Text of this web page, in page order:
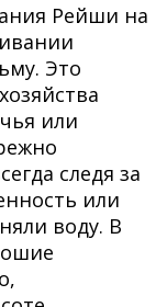
Рейши на
Это
или
следя за
или
воду. В